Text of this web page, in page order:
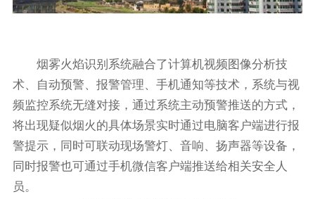
烟雾火焰识别系统融合了计算机视频图像分析技
术、自动预警、报警管理、手机通知等技术，系统与视
频监控系统无缝对接，通过系统主动预警推送的方式，
将出现疑似烟火的具体场景实时通过电脑客户端进行报
警提示，同时可联动现场警灯、音响、扬声器等设备，
同时报警也可通过手机微信客户端推送给相关安全人
员。